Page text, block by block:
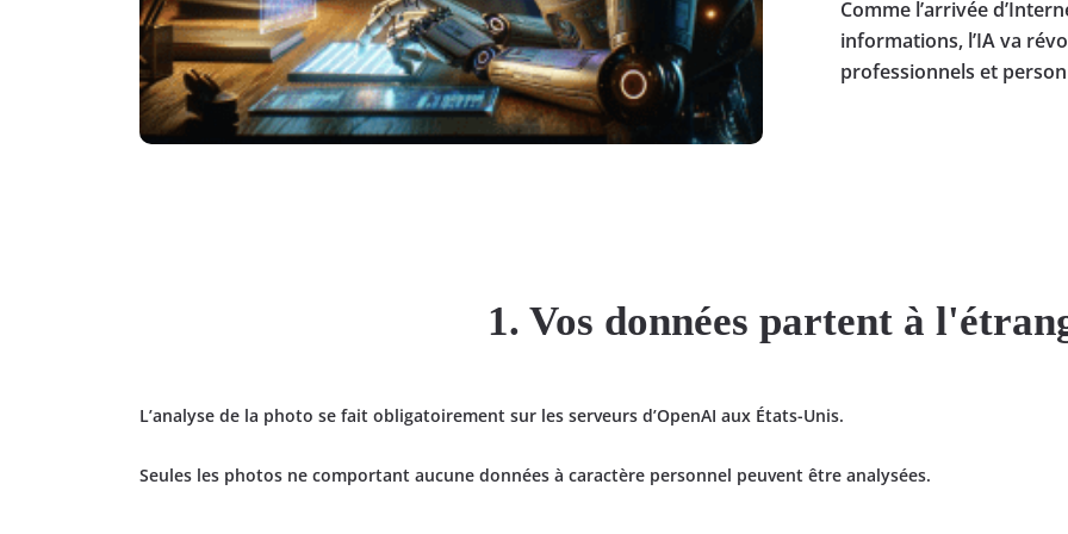
Comme l’arrivée
informations, l’IA va
professionnels et
1. Vos données partent à
L’analyse de la photo se fait obligatoirement sur les serveurs d’OpenAI aux États-Unis.
Seules les photos ne comportant aucune données à caractère personnel peuvent être analysées.